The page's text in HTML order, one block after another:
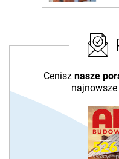
Cenisz nasze
najnowsze